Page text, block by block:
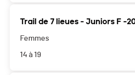
Trail de 7 lieues - Juniors F -
Femmes
14 à 19